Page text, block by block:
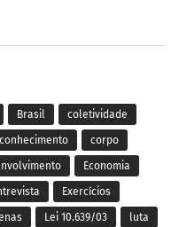
Brasil coletividade
conhecimento corpo
Economia
Exercícios
Lei 10.639/03 luta